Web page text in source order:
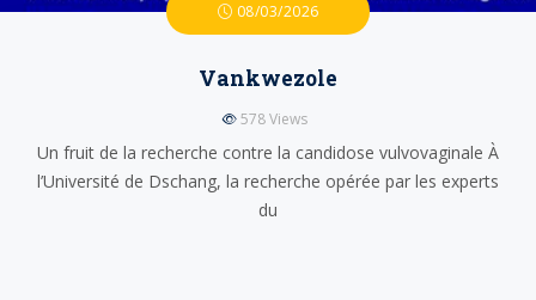
08/03/2026
Vankwezole
578Views
Un fruit de la recherche contre la candidose vulvovaginale À
l’Université de Dschang, la recherche opérée par les experts
du